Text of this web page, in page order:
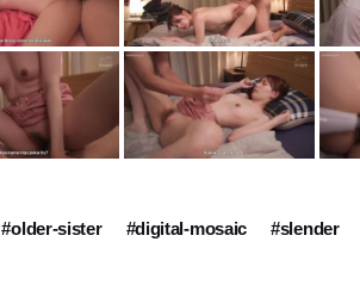
#older-sister #digital-mosaic #slender